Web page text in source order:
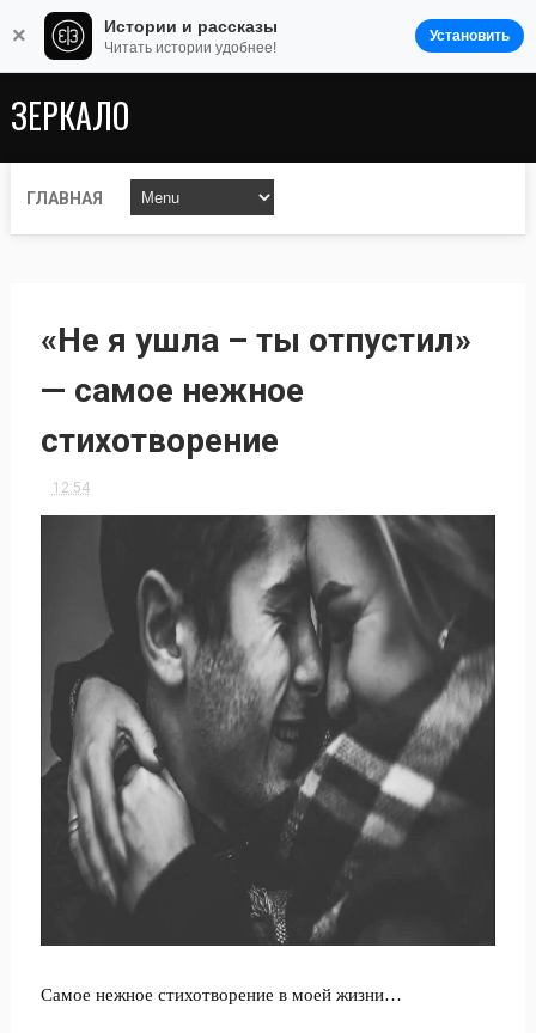
ЗЕРКАЛО
ГЛАВНАЯ
«Не я ушла – ты отпустил»
— самое нежное
стихотворение
12:54
Самое нежное стихотворение в моей жизни…
× Истории и рассказы
Читать истории удобнее!
Установить